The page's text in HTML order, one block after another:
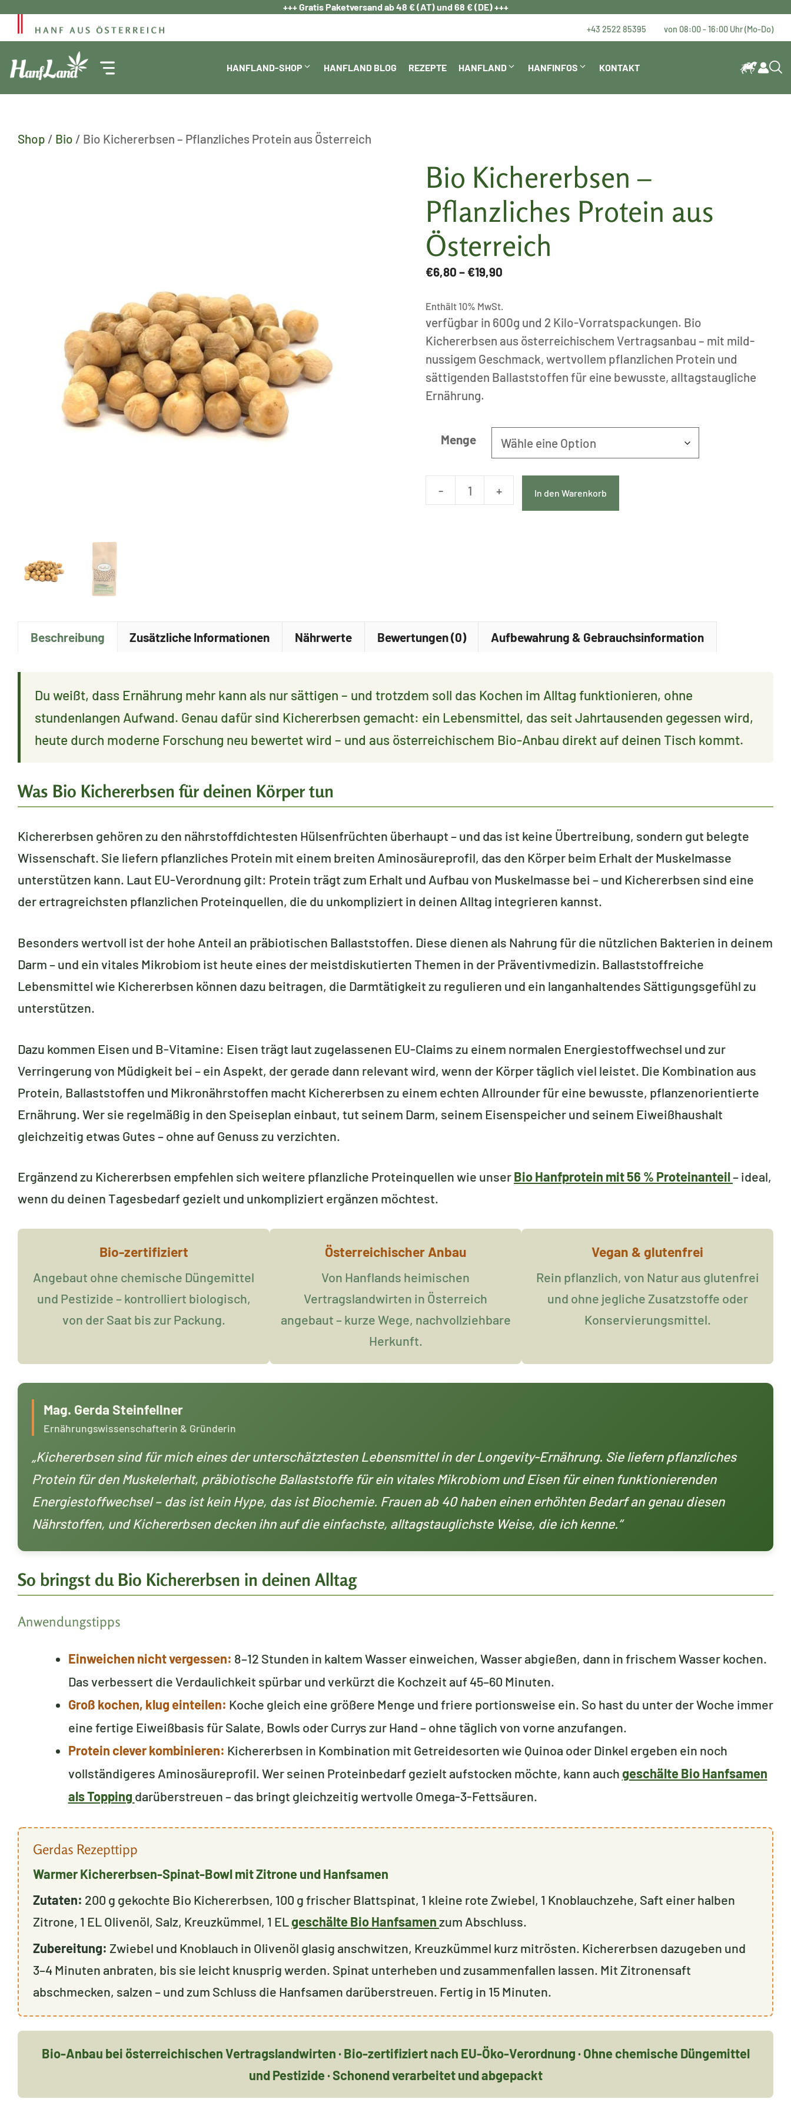
springen
+++ Gratis Paketversand ab 48 € (AT) und 68 € (DE) +++
+43 2522 85395 von 08:00 - 16:00 Uhr (Mo-Do)
HANFLAND-SHOP HANFLAND BLOG REZEPTE HANFLAND HANFINFOS KONTAKT
Shop / Bio / Bio Kichererbsen – Pflanzliches Protein aus Österreich
Bio Kichererbsen –
Pflanzliches Protein aus
Österreich
€6,80 – €19,90
bis
€19,90
Enthält 10% MwSt.
verfügbar in 600g und 2 Kilo-Vorratspackungen. Bio
Kichererbsen aus österreichischem Vertragsanbau – mit mild-
nussigem Geschmack, wertvollem pflanzlichen Protein und
sättigenden Ballaststoffen für eine bewusste, alltagstaugliche
Ernährung.
Menge
-
Bio
Menge
+ In den Warenkorb
Beschreibung Zusätzliche Informationen Nährwerte Bewertungen (0) Aufbewahrung & Gebrauchsinformation
Du weißt, dass Ernährung mehr kann als nur sättigen – und trotzdem soll das Kochen im Alltag funktionieren, ohne
stundenlangen Aufwand. Genau dafür sind Kichererbsen gemacht: ein Lebensmittel, das seit Jahrtausenden gegessen wird,
heute durch moderne Forschung neu bewertet wird – und aus österreichischem Bio-Anbau direkt auf deinen Tisch kommt.
Was Bio Kichererbsen für deinen Körper tun
Kichererbsen gehören zu den nährstoffdichtesten Hülsenfrüchten überhaupt – und das ist keine Übertreibung, sondern gut belegte
Wissenschaft. Sie liefern pflanzliches Protein mit einem breiten Aminosäureprofil, das den Körper beim Erhalt der Muskelmasse
unterstützen kann. Laut EU-Verordnung gilt: Protein trägt zum Erhalt und Aufbau von Muskelmasse bei – und Kichererbsen sind eine
der ertragreichsten pflanzlichen Proteinquellen, die du unkompliziert in deinen Alltag integrieren kannst.
Besonders wertvoll ist der hohe Anteil an präbiotischen Ballaststoffen. Diese dienen als Nahrung für die nützlichen Bakterien in deinem
Darm – und ein vitales Mikrobiom ist heute eines der meistdiskutierten Themen in der Präventivmedizin. Ballaststoffreiche
Lebensmittel wie Kichererbsen können dazu beitragen, die Darmtätigkeit zu regulieren und ein langanhaltendes Sättigungsgefühl zu
unterstützen.
Dazu kommen Eisen und B-Vitamine: Eisen trägt laut zugelassenen EU-Claims zu einem normalen Energiestoffwechsel und zur
Verringerung von Müdigkeit bei – ein Aspekt, der gerade dann relevant wird, wenn der Körper täglich viel leistet. Die Kombination aus
Protein, Ballaststoffen und Mikronährstoffen macht Kichererbsen zu einem echten Allrounder für eine bewusste, pflanzenorientierte
Ernährung. Wer sie regelmäßig in den Speiseplan einbaut, tut seinem Darm, seinem Eisenspeicher und seinem Eiweißhaushalt
gleichzeitig etwas Gutes – ohne auf Genuss zu verzichten.
Ergänzend zu Kichererbsen empfehlen sich weitere pflanzliche Proteinquellen wie unserBio Hanfprotein mit 56 % Proteinanteil– ideal,
wenn du deinen Tagesbedarf gezielt und unkompliziert ergänzen möchtest.
Bio-zertifiziert
Angebaut ohne chemische Düngemittel
und Pestizide – kontrolliert biologisch,
von der Saat bis zur Packung.
Österreichischer Anbau
Von Hanflands heimischen
Vertragslandwirten in Österreich
angebaut – kurze Wege, nachvollziehbare
Herkunft.
Vegan & glutenfrei
Rein pflanzlich, von Natur aus glutenfrei
und ohne jegliche Zusatzstoffe oder
Konservierungsmittel.
Mag. Gerda Steinfellner
Ernährungswissenschafterin & Gründerin
„Kichererbsen sind für mich eines der unterschätztesten Lebensmittel in der Longevity-Ernährung. Sie liefern pflanzliches
Protein für den Muskelerhalt, präbiotische Ballaststoffe für ein vitales Mikrobiom und Eisen für einen funktionierenden
Energiestoffwechsel – das ist kein Hype, das ist Biochemie. Frauen ab 40 haben einen erhöhten Bedarf an genau diesen
Nährstoffen, und Kichererbsen decken ihn auf die einfachste, alltagstauglichste Weise, die ich kenne.“
So bringst du Bio Kichererbsen in deinen Alltag
Anwendungstipps
Einweichen nicht vergessen: 8–12 Stunden in kaltem Wasser einweichen, Wasser abgießen, dann in frischem Wasser kochen.
Das verbessert die Verdaulichkeit spürbar und verkürzt die Kochzeit auf 45–60 Minuten.
Groß kochen, klug einteilen: Koche gleich eine größere Menge und friere portionsweise ein. So hast du unter der Woche immer
eine fertige Eiweißbasis für Salate, Bowls oder Currys zur Hand – ohne täglich von vorne anzufangen.
Protein clever kombinieren: Kichererbsen in Kombination mit Getreidesorten wie Quinoa oder Dinkel ergeben ein noch
vollständigeres Aminosäureprofil. Wer seinen Proteinbedarf gezielt aufstocken möchte, kann auchgeschälte Bio Hanfsamen
als Topping darüberstreuen – das bringt gleichzeitig wertvolle Omega-3-Fettsäuren.
Gerdas Rezepttipp
Warmer Kichererbsen-Spinat-Bowl mit Zitrone und Hanfsamen
Zutaten: 200 g gekochte Bio Kichererbsen, 100 g frischer Blattspinat, 1 kleine rote Zwiebel, 1 Knoblauchzehe, Saft einer halben
Zitrone, 1 EL Olivenöl, Salz, Kreuzkümmel, 1 EL geschälte Bio Hanfsamenzum Abschluss.
Zubereitung: Zwiebel und Knoblauch in Olivenöl glasig anschwitzen, Kreuzkümmel kurz mitrösten. Kichererbsen dazugeben und
3–4 Minuten anbraten, bis sie leicht knusprig werden. Spinat unterheben und zusammenfallen lassen. Mit Zitronensaft
abschmecken, salzen – und zum Schluss die Hanfsamen darüberstreuen. Fertig in 15 Minuten.
Bio-Anbau bei österreichischen Vertragslandwirten · Bio-zertifiziert nach EU-Öko-Verordnung · Ohne chemische Düngemittel
und Pestizide · Schonend verarbeitet und abgepackt